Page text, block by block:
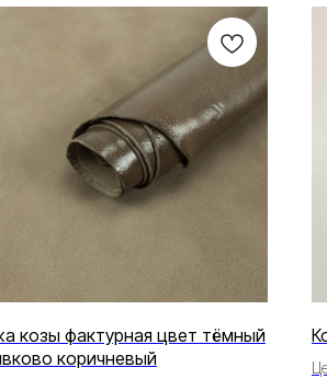
козы фактурная цвет тёмный
коричневый